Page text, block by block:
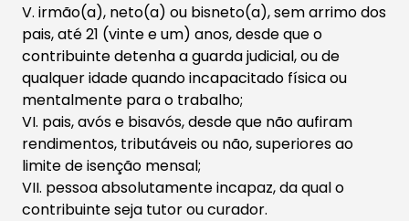
V. irmão(a), neto(a) ou bisneto(a), sem arrimo dos
pais, até 21 (vinte e um) anos, desde que o
contribuinte detenha a guarda judicial, ou de
qualquer idade quando incapacitado física ou
mentalmente para o trabalho;
VI. pais, avós e bisavós, desde que não aufiram
rendimentos, tributáveis ou não, superiores ao
limite de isenção mensal;
VII. pessoa absolutamente incapaz, da qual o
contribuinte seja tutor ou curador.